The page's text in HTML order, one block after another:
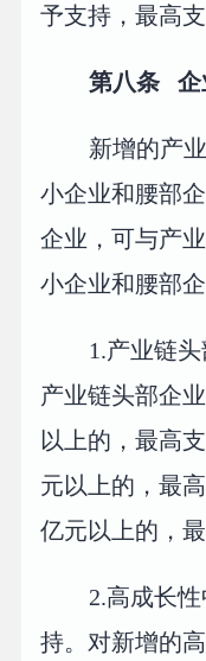
予支持，最高支
第八条 企
新增的产
小企业和腰部
企业，可与产
小企业和腰部
1.产业链
产业链头部企
以上的，最高
元以上的，最
亿元以上的，
2.高成长
持。对新增的